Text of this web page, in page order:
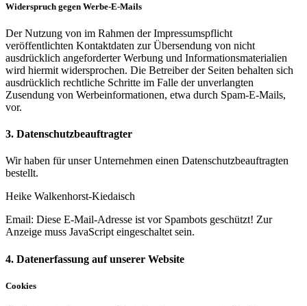
Widerspruch gegen Werbe-E-Mails
Der Nutzung von im Rahmen der Impressumspflicht
veröffentlichten Kontaktdaten zur Übersendung von nicht
ausdrücklich angeforderter Werbung und Informationsmaterialien
wird hiermit widersprochen. Die Betreiber der Seiten behalten sich
ausdrücklich rechtliche Schritte im Falle der unverlangten
Zusendung von Werbeinformationen, etwa durch Spam-E-Mails,
vor.
3. Datenschutzbeauftragter
Wir haben für unser Unternehmen einen Datenschutzbeauftragten
bestellt.
Heike Walkenhorst-Kiedaisch
Email: Diese E-Mail-Adresse ist vor Spambots geschützt! Zur
Anzeige muss JavaScript eingeschaltet sein.
4. Datenerfassung auf unserer Website
Cookies